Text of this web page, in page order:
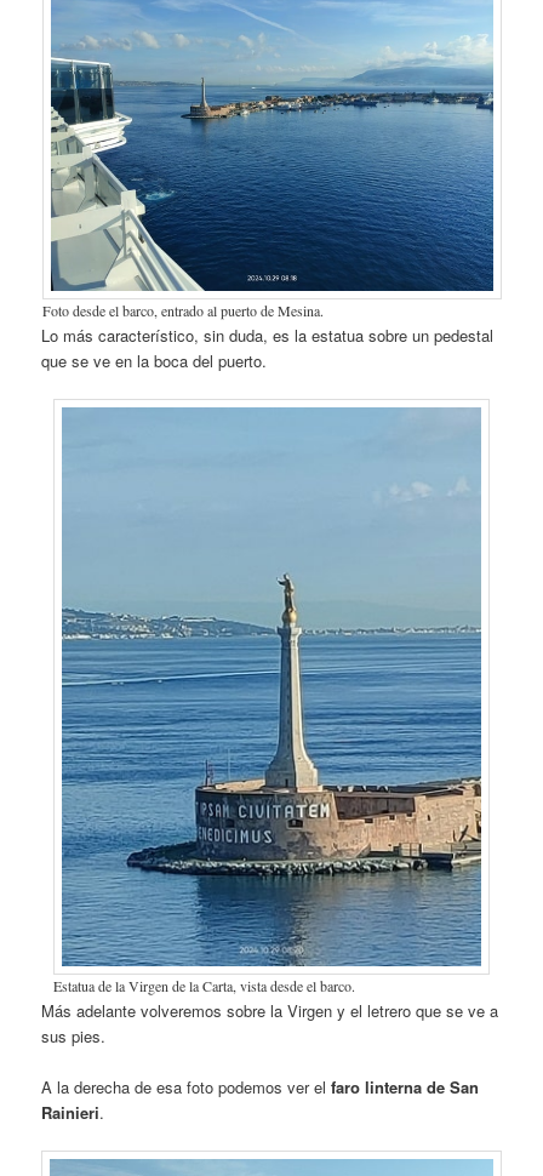
Foto desde el barco, entrado al puerto de Mesina.
Lo más característico, sin duda, es la estatua sobre un pedestal
que se ve en la boca del puerto.
Estatua de la Virgen de la Carta, vista desde el barco.
Más adelante volveremos sobre la Virgen y el letrero que se ve a
sus pies.
A la derecha de esa foto podemos ver el faro linterna de San
Rainieri.